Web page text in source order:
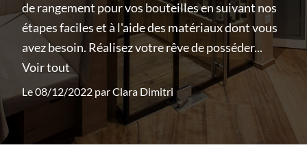
de rangement pour vos bouteilles en suivant nos
étapes faciles et à l'aide des matériaux dont vous
avez besoin. Réalisez votre rêve de posséder...
Voir tout
Le 08/12/2022 parClara Dimitri